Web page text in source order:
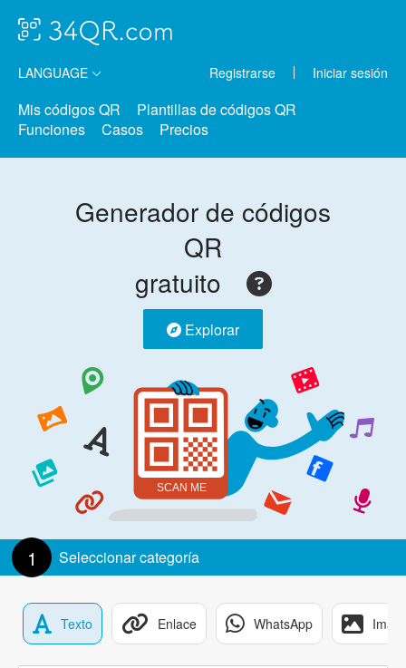
LANGUAGE Registrarse Iniciar sesión
Mis códigos QR
Plantillas de códigos QR
Funciones
Casos Precios
Generador de códigos
QR
gratuito
Explorar
1 Seleccionar categoría
Texto Enlace WhatsApp